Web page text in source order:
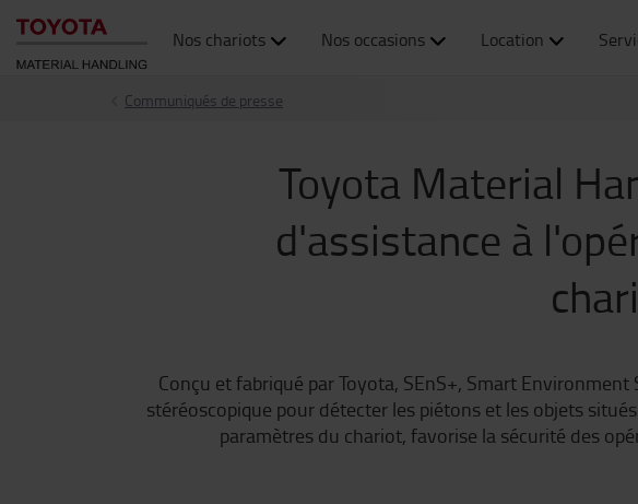
Nos chariots Nos occasions Location
Communiqués de presse
Toyota Material
d'assistance à
Conçu et fabriqué par Toyota, SEnS+, Smart
stéréoscopique pour détecter les piétons et les objets
paramètres du chariot, favorise la sécurité des